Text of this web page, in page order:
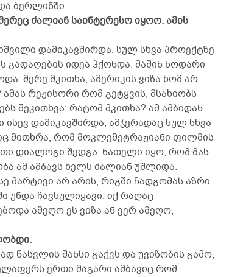
ბერლინში.
ძალიან საინტერესო იყოო. ამის
დამიკავშირდა, სულ სხვა პროექტზე
იდეა ჰქონდა. მაშინ ნოდარი
მერე მკითხა, ამერიკის ვიზა ხომ არ
ამას რეჟისორი რომ გეტყვის, მსახიობს
შეკითხვა: რატომ მკითხა? ამ ამბიდან
დამიკავშირდა, ამჯერადაც სულ სხვა
მითხრა, რომ მოკლემეტრაჟიანი ფილმის
დიალოგი შედგა, ნათელი იყო, რომ მას
ამ ამბავს ხელს ძალიან უშლიდა.
მარტივი არ არის, რიგში ჩადგომას აზრი
უნდა ჩავსულიყავი, იქ რაღაც
ამეღო ეს ვიზა ან ვერ ამეღო,
წასვლის შანსი გაქვს და უვიზობის გამო,
ერთი მაგარი ამბავიც რომ